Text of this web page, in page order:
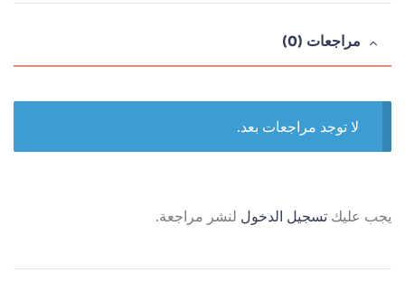
مراجعات (0)
لا توجد مراجعات بعد.
يجب عليك تسجيل الدخول لنشر مراجعة.